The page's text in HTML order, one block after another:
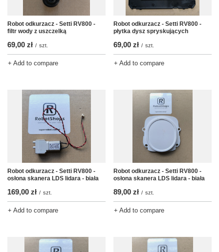
Robot odkurzacz - Setti RV800 -
filtr wody z uszczelką
69,00 zł / szt.
+ Add to compare
Robot odkurzacz - Setti RV800 -
płytka dysz spryskujących
69,00 zł / szt.
+ Add to compare
Robot odkurzacz - Setti RV800 -
osłona skanera LDS lidara - biała
169,00 zł / szt.
+ Add to compare
Robot odkurzacz - Setti RV800 -
osłona skanera LDS lidara - biała
89,00 zł / szt.
+ Add to compare